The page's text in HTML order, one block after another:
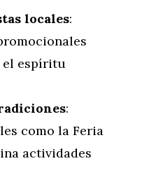
locales:
el espíritu
:
como la Feria
actividades